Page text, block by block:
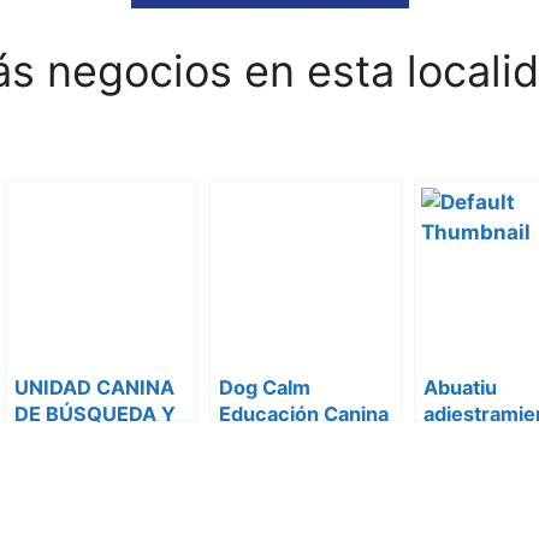
negocios en esta
UNIDAD CANINA
DE BÚSQUEDA Y
Dog Calm
Educación Canina
Abuatiu